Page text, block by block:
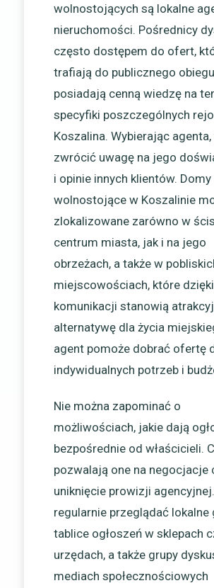
wolnostojących są lokalne
nieruchomości. Pośrednicy
często dostępem do ofert,
trafiają do publicznego
posiadają cenną wiedzę na
specyfiki poszczególnych
Koszalina. Wybierając
zwrócić uwagę na jego
i opinie innych klientów. Domy
wolnostojące w Koszalinie
zlokalizowane zarówno w
centrum miasta, jak i na jego
obrzeżach, a także w
miejscowościach, które
komunikacji stanowią
alternatywę dla życia
agent pomoże dobrać ofertę
indywidualnych potrzeb i
Nie można zapominać o
możliwościach, jakie dają
bezpośrednie od właścicieli.
pozwalają one na negocjacje
uniknięcie prowizji
regularnie przeglądać lokalne
tablice ogłoszeń w sklepach
urzędach, a także grupy
mediach społecznościowych